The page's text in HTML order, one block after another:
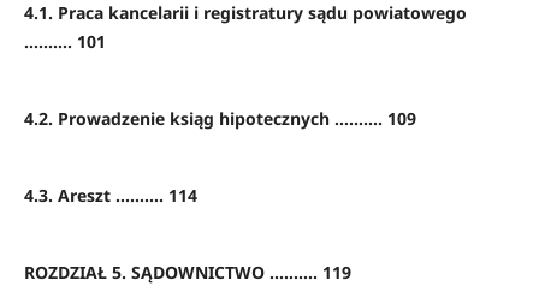
4.1. Praca kancelarii i registratury sądu powiatowego
………. 101
4.2. Prowadzenie ksiąg hipotecznych ………. 109
4.3. Areszt ………. 114
ROZDZIAŁ 5. SĄDOWNICTWO ………. 119